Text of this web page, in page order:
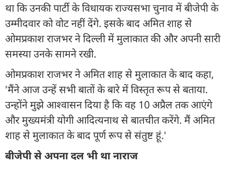
था कि उनकी पार्टी के विधायक राज्यसभा चुनाव में बीजेपी के
उम्मीदवार को वोट नहीं देंगे. इसके बाद अमित शाह से
ओमप्रकाश राजभर ने दिल्ली में मुलाकात की और अपनी सारी
समस्या उनके सामने रखी.
ओमप्रकाश राजभर ने अमित शाह से मुलाकात के बाद कहा,
'मैंने आज उन्हें सभी बातों के बारे में विस्तृत रूप से बताया.
उन्होंने मुझे आश्वासन दिया है कि वह 10 अप्रैल तक आएंगे
और मुख्यमंत्री योगी आदित्यनाथ से बातचीत करेंगे. मैं अमित
शाह से मुलाकात के बाद पूर्ण रूप से संतुष्ट हूं.'
बीजेपी से अपना दल भी था नाराज